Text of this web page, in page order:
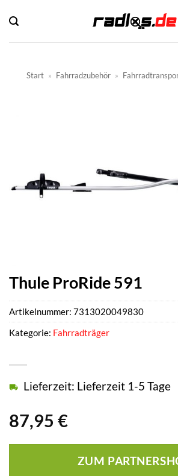
Inhalt
springen
Start » Fahrradzubehör »
Thule ProRide 591
87,95 €
Lieferzeit: Lieferzeit 1-5 Tage
ZUM
Artikelnummer: 7313020049830
Kategorie: Fahrradträger